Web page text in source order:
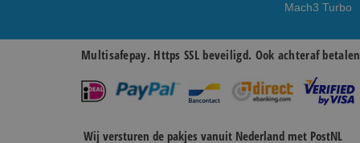
Mach3 Turbo
Multisafepay. Https SSL beveiligd. Ook achteraf
Wij versturen de pakjes vanuit Nederland met PostNL